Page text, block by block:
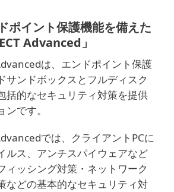
ポイント保護機能を備えた
Advanced」
は、エンドポイント保護
サンドボックスとフルディスク
括的なセキュリティ対策を提供
です。
では、クライアントPCに
ルス、アンチスパイウェアなど
ィッシング対策・ネットワーク
などの基本的なセキュリティ対